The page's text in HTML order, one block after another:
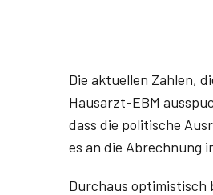
Die aktuellen Zahlen,
Hausarzt-EBM
dass die politische
es an die Abrechnung
Durchaus optimistisch